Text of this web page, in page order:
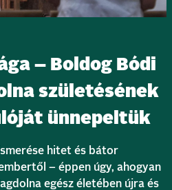
– Boldog Bódi
születésének
ünnepeltük
hitet és bátor
– éppen úgy, ahogyan
egész életében újra és